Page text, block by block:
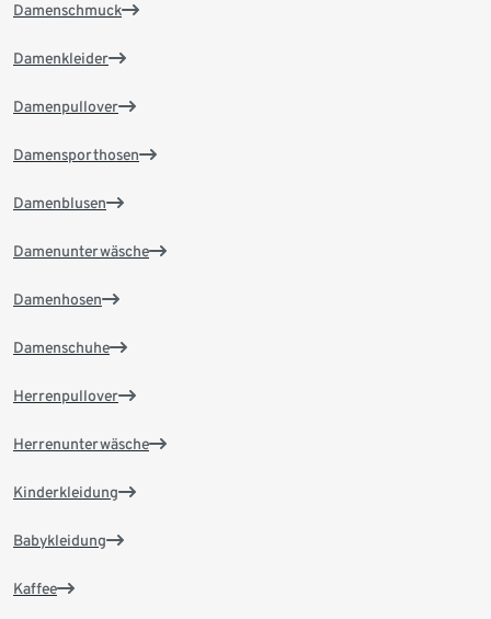
Damenschmuck
Damenkleider
Damenpullover
Damensporthosen
Damenblusen
Damenunterwäsche
Damenhosen
Damenschuhe
Herrenpullover
Herrenunterwäsche
Kinderkleidung
Babykleidung
Kaffee